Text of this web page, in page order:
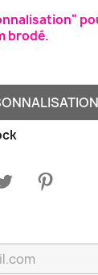
brodé.